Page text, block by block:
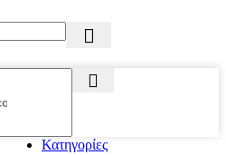
Κατηγορίες